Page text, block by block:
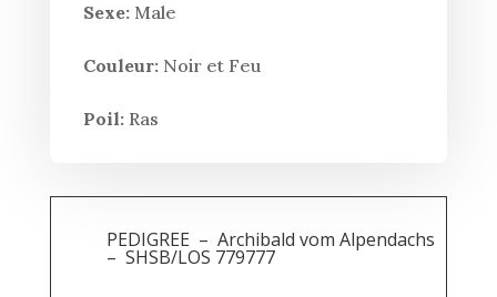
Sexe:Male
Couleur:Noir et Feu
Poil:Ras
PEDIGREE – Archibald vom Alpendachs
– SHSB/LOS 779777